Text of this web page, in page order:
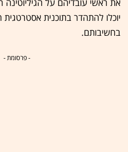
את ראשי עובדיהם על הגיליוטינה
יוכלו להתהדר בתוכנית
בחשיבותם.
- פרסומת -